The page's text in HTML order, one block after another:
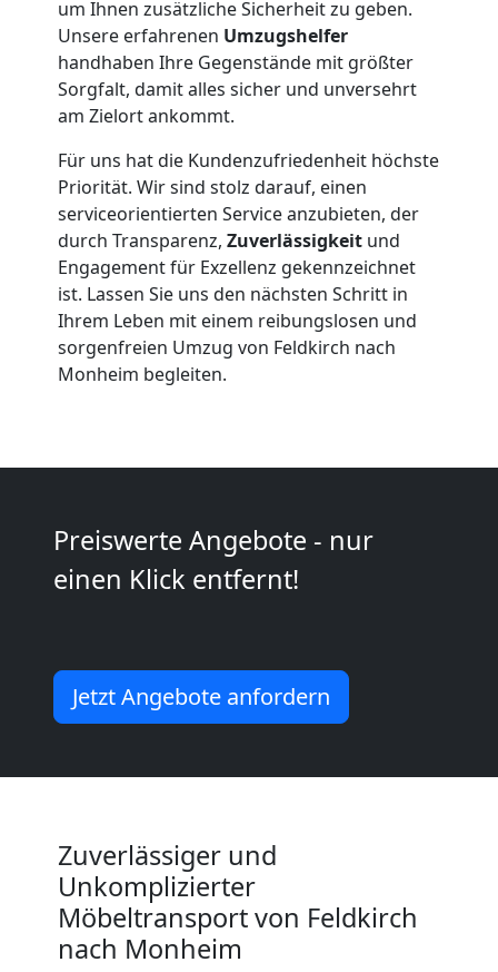
um Ihnen zusätzliche Sicherheit zu geben.
Unsere erfahrenen Umzugshelfer
handhaben Ihre Gegenstände mit größter
Sorgfalt, damit alles sicher und unversehrt
am Zielort ankommt.
Für uns hat die Kundenzufriedenheit höchste
Priorität. Wir sind stolz darauf, einen
serviceorientierten Service anzubieten, der
durch Transparenz, Zuverlässigkeit und
Engagement für Exzellenz gekennzeichnet
ist. Lassen Sie uns den nächsten Schritt in
Ihrem Leben mit einem reibungslosen und
sorgenfreien Umzug von Feldkirch nach
Monheim begleiten.
Preiswerte Angebote - nur
einen Klick entfernt!
Jetzt Angebote anfordern
Zuverlässiger und
Unkomplizierter
Möbeltransport von Feldkirch
nach Monheim
Möbeltransport
Feldkirch
Beiladung
Feldkirch
Mini
Umzug
LKW
Feldkirch
Kunsttransport
Feldkirch